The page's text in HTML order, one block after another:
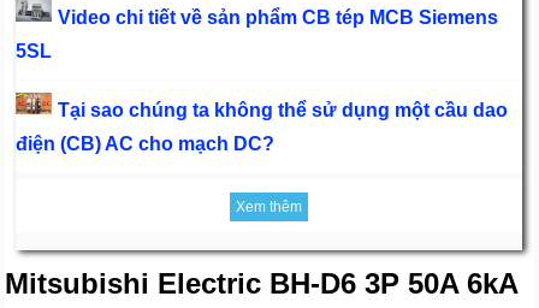
Video chi tiết về sản phẩm CB tép MCB Siemens
5SL
Tại sao chúng ta không thể sử dụng một cầu dao
điện (CB) AC cho mạch DC?
Xem thêm
Mitsubishi Electric BH-D6 3P 50A 6kA